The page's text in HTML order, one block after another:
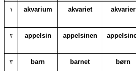
1 akvarium akvariet akvarier
2 appelsin appelsinen
3 barn barnet børn